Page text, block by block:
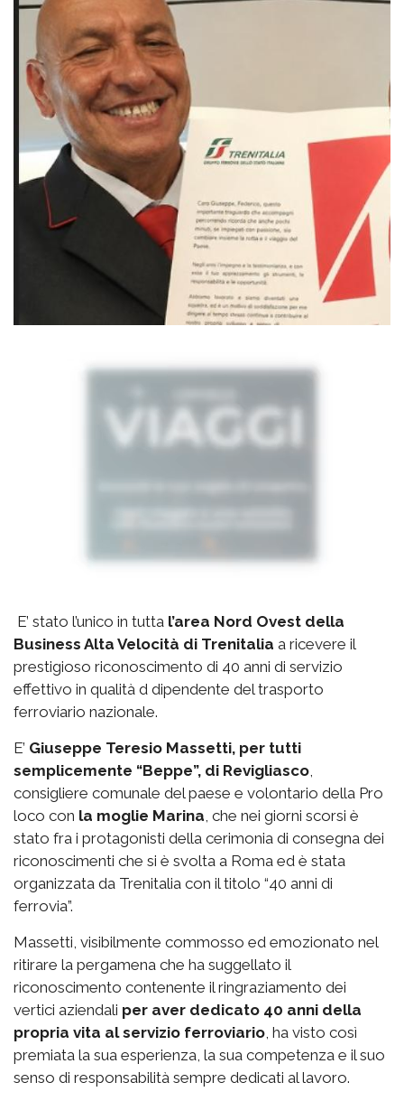
E’ stato l’unico in tutta l’area Nord Ovest della
Business Alta Velocità di Trenitalia a ricevere il
prestigioso riconoscimento di 40 anni di servizio
effettivo in qualità d dipendente del trasporto
ferroviario nazionale.
E’ Giuseppe Teresio Massetti, per tutti
semplicemente “Beppe”, di Revigliasco
consigliere comunale del paese e volontario della Pro
loco con la moglie Marina , che nei giorni scorsi è
stato fra i protagonisti della cerimonia di consegna dei
riconoscimenti che si è svolta a Roma ed è stata
organizzata da Trenitalia con il titolo “40 anni di
ferrovia”.
Massetti, visibilmente commosso ed emozionato nel
ritirare la pergamena che ha suggellato il
riconoscimento contenente il ringraziamento dei
vertici aziendali per aver dedicato 40 anni della
propria vita al servizio ferroviario , ha visto così
premiata la sua esperienza, la sua competenza e il suo
senso di responsabilità sempre dedicati al lavoro.